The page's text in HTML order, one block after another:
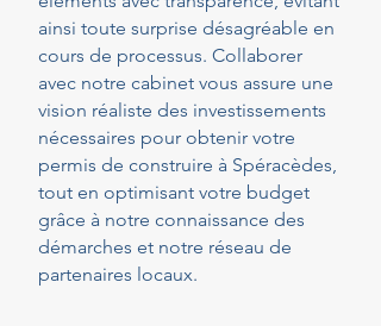
ainsi toute surprise désagréable en
cours de processus. Collaborer
avec notre cabinet vous assure une
vision réaliste des investissements
nécessaires pour obtenir votre
permis de construire à Spéracèdes,
tout en optimisant votre budget
grâce à notre connaissance des
démarches et notre réseau de
partenaires locaux.